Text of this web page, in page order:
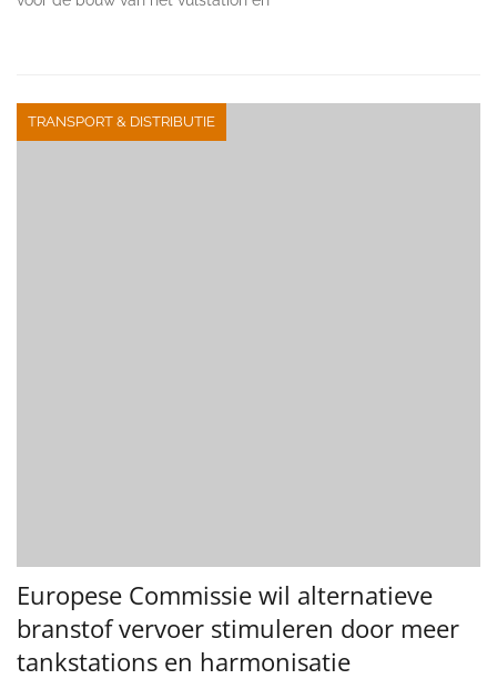
TRANSPORT & DISTRIBUTIE
Europese Commissie wil alternatieve
branstof vervoer stimuleren door meer
tankstations en harmonisatie